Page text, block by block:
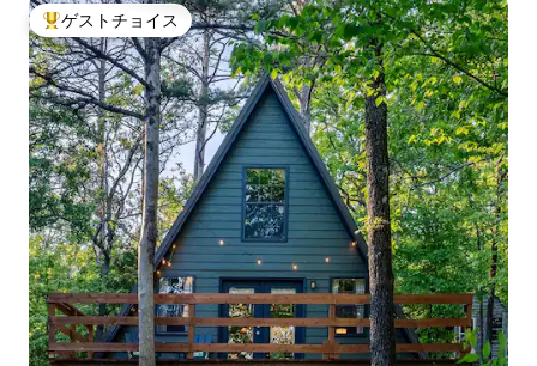
大好評のゲストチョイスです。
ゲストチョイス